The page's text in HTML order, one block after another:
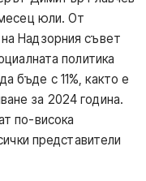
юли. От
Надзорния съвет
политика
бъде с 11%, както е
за 2024 година.
по-висока
представители